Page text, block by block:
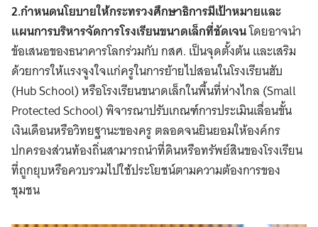
2.กำหนดนโยบายให้กระทรวงศึกษาธิการมีเป้าหมายและ
แผนการบริหารจัดการโรงเรียนขนาดเล็กที่ชัดเจนโดยอาจนำ
ข้อเสนอของธนาคารโลกร่วมกับ กสศ. เป็นจุดตั้งต้น และเสริม
ด้วยการให้แรงจูงใจแก่ครูในการย้ายไปสอนในโรงเรียนฮับ
(Hub School) หรือโรงเรียนขนาดเล็กในพื้นที่ห่างไกล (Small
Protected School) พิจารณาปรับเกณฑ์การประเมินเลื่อนขั้น
เงินเดือนหรือวิทยฐานะของครู ตลอดจนยินยอมให้องค์กร
ปกครองส่วนท้องถิ่นสามารถนำที่ดินหรือทรัพย์สินของโรงเรียน
ที่ถูกยุบหรือควบรวมไปใช้ประโยชน์ตามความต้องการของ
ชุมชน